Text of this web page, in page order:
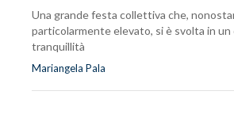
Una grande festa collettiva che,
particolarmente elevato, si è svolta in un
tranquillità
Mariangela Pala